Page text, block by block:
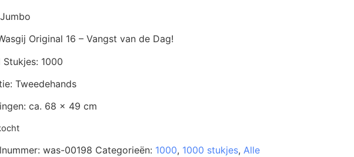
Original 16 – Vangst van de Dag!
Stukjes: 1000
Tweedehands
ca. 68 x 49 cm
was-00198 Categorieën: 1000, 1000 stukjes, Alle